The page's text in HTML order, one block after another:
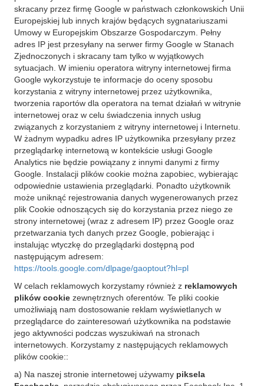
skracany przez firmę Google w państwach członkowskich Unii
Europejskiej lub innych krajów będących sygnatariuszami
Umowy w Europejskim Obszarze Gospodarczym. Pełny
adres IP jest przesyłany na serwer firmy Google w Stanach
Zjednoczonych i skracany tam tylko w wyjątkowych
sytuacjach. W imieniu operatora witryny internetowej firma
Google wykorzystuje te informacje do oceny sposobu
korzystania z witryny internetowej przez użytkownika,
tworzenia raportów dla operatora na temat działań w witrynie
internetowej oraz w celu świadczenia innych usług
związanych z korzystaniem z witryny internetowej i Internetu.
W żadnym wypadku adres IP użytkownika przesyłany przez
przeglądarkę internetową w kontekście usługi Google
Analytics nie będzie powiązany z innymi danymi z firmy
Google. Instalacji plików cookie można zapobiec, wybierając
odpowiednie ustawienia przeglądarki. Ponadto użytkownik
może uniknąć rejestrowania danych wygenerowanych przez
plik Cookie odnoszących się do korzystania przez niego ze
strony internetowej (wraz z adresem IP) przez Google oraz
przetwarzania tych danych przez Google, pobierając i
instalując wtyczkę do przeglądarki dostępną pod
następującym adresem:
https://tools.google.com/dlpage/gaoptout?hl=pl
W celach reklamowych korzystamy również z reklamowych
plików cookie zewnętrznych oferentów. Te pliki cookie
umożliwiają nam dostosowanie reklam wyświetlanych w
przeglądarce do zainteresowań użytkownika na podstawie
jego aktywności podczas wyszukiwań na stronach
internetowych. Korzystamy z następujących reklamowych
plików cookie::
a) Na naszej stronie internetowej używamy piksela